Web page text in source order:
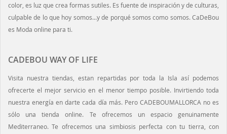
color, es luz que crea formas sutiles. Es fuente de inspiración y de culturas,
culpable de lo que hoy somos…y de porqué somos como somos. CaDeBou
es Moda online para ti.
CADEBOU WAY OF LIFE
Visita nuestra tiendas, estan repartidas por toda la Isla así podemos
ofrecerte el mejor servicio en el menor tiempo posible. Invirtiendo toda
nuestra energía en darte cada día más. Pero CADEBOUMALLORCA no es
sólo una tienda online. Te ofrecemos un espacio genuinamente
Mediterraneo. Te ofrecemos una simbiosis perfecta con tu tierra, con